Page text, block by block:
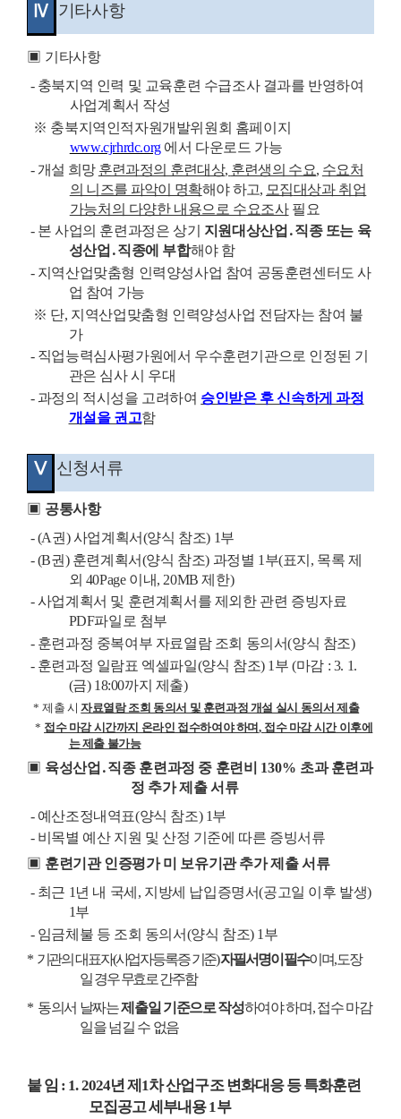
Ⅳ 기타사항
▣ 기타사항
- 충북지역 인력 및 교육훈련 수급조사 결과를 반영하여
사업계획서 작성
※ 충북지역인적자원개발위원회 홈페이지
www.cjrhrdc.org 에서 다운로드 가능
- 개설 희망 훈련과정의 훈련대상, 훈련생의 수요, 수요처
의 니즈를 파악이 명확해야 하고, 모집대상과 취업
가능처의 다양한 내용으로 수요조사 필요
- 본 사업의 훈련과정은 상기 지원대상산업 ․직종 또는 육
성산업 ․직종에 부합해야 함
- 지역산업맞춤형 인력양성사업 참여 공동훈련센터도 사
업 참여 가능
※ 단, 지역산업맞춤형 인력양성사업 전담자는 참여 불
가
- 직업능력심사평가원에서 우수훈련기관으로 인정된 기
관은 심사 시 우대
- 과정의 적시성을 고려하여 승인받은 후 신속하게 과정
개설을 권고함
Ⅴ 신청서류
▣ 공통사항
- (A권)사업계획서(양식 참조) 1부
- (B권) 훈련계획서(양식 참조) 과정별 1 부(표지 , 목록 제
외 40Page 이내, 20MB제한)
-사업계획서 및 훈련계획서를 제외한 관련 증빙자료
PDF파일로 첨부
- 훈련과정 중복여부 자료열람 조회 동의서(양식 참조)
- 훈련과정 일람표 엑셀파일(양식 참조) 1 부(마감 : 3. 1.
(금) 18:00까지 제출)
*제출 시자료열람 조회 동의서 및 훈련과정 개설 실시 동의서 제출
* 접수 마감 시간까지 온라인 접수하여야 하며, 접수 마감 시간 이후에
는 제출 불가능
▣ 육성산업 ․직종 훈련과정 중 훈련비 130% 초과 훈련과
정 추가 제출 서류
- 예산조정내역표(양식 참조) 1부
- 비목별 예산 지원 및 산정 기준에 따른 증빙서류
▣ 훈련기관 인증평가 미 보유기관 추가 제출 서류
- 최근 1 년 내 국세 , 지방세 납입증명서(공고일 이후 발생)
1부
- 임금체불 등 조회 동의서(양식 참조) 1 부
* 기관의 대표자(사업자등록증 기준)자필서명이 필수이며,도장
일 경우 무효로 간주함
* 동의서 날짜는제출일 기준으로 작성하여야 하며,접수 마감
일을 넘길 수 없음
붙 임 : 1. 2024년 제 1차 산업구조 변화대응 등 특화훈련
모집공고 세부내용1부